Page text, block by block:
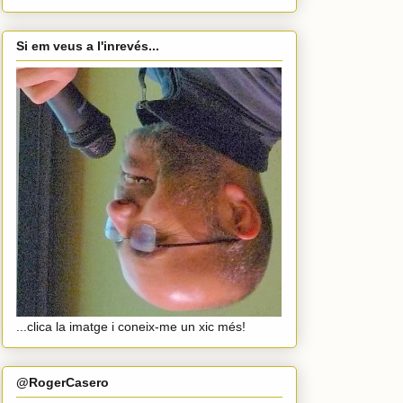
Si em veus a l'inrevés...
...clica la imatge i coneix-me un xic més!
@RogerCasero